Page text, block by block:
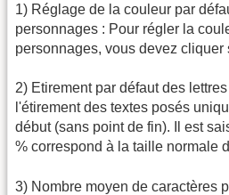
1) Réglage de la couleur par
personnages : Pour régler la
personnages, vous devez cliquer
2) Etirement par défaut des
l'étirement des textes posés
début (sans point de fin). Il est
% correspond à la taille normale
3) Nombre moyen de caractères